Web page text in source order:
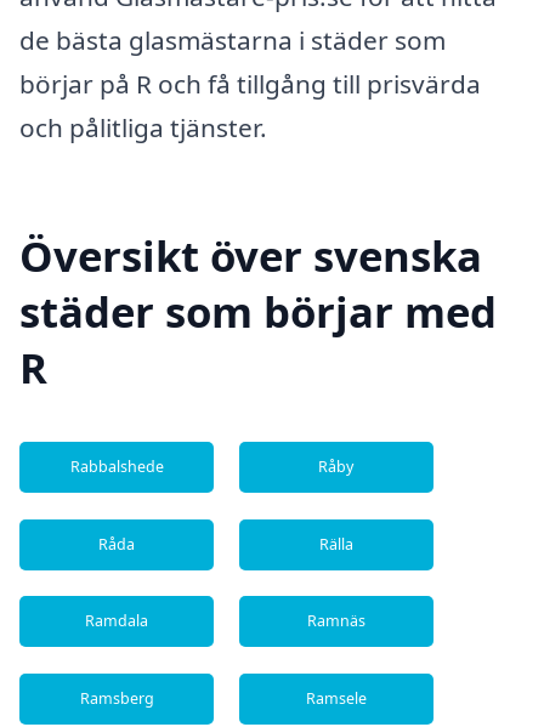
de bästa glasmästarna i städer som
börjar på R och få tillgång till prisvärda
och pålitliga tjänster.
Översikt över svenska
städer som börjar med
R
Rabbalshede Råby
Råda Rälla
Ramdala Ramnäs
Ramsberg Ramsele